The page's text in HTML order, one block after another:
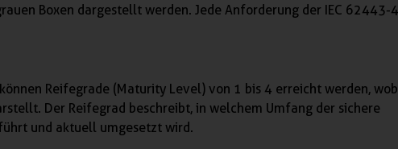
Boxen dargestellt werden. Jede Anforderung der IEC 62443-
Reifegrade (Maturity Level) von 1 bis 4 erreicht werden,
Der Reifegrad beschreibt, in welchem Umfang der sichere
und aktuell umgesetzt wird.